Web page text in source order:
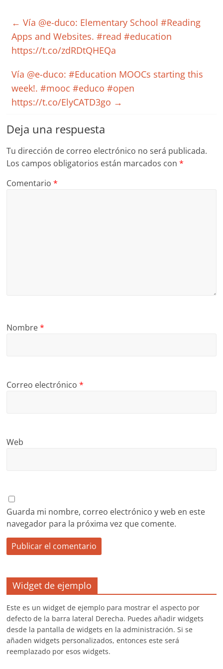
← Vía @e-duco: Elementary School #Reading
Apps and Websites. #read #education
https://t.co/zdRDtQHEQa
Vía @e-duco: #Education MOOCs starting this
week!. #mooc #educo #open
https://t.co/ElyCATD3go →
Deja una respuesta
Tu dirección de correo electrónico no será publicada.
Los campos obligatorios están marcados con*
Comentario*
Nombre*
Correo electrónico*
Web
Guarda mi nombre, correo electrónico y web en este
navegador para la próxima vez que comente.
Widget de ejemplo
Este es un widget de ejemplo para mostrar el aspecto por
defecto de la barra lateral Derecha. Puedes añadir widgets
desde la pantalla de widgets en la administración. Si se
añaden widgets personalizados, entonces este será
reemplazado por esos widgets.